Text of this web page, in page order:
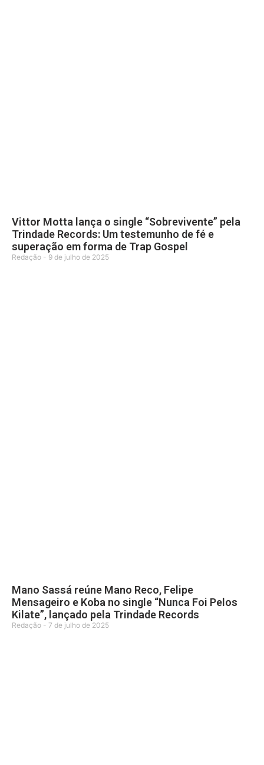
Vittor Motta lança o single “Sobrevivente” pela
Trindade Records: Um testemunho de fé e
superação em forma de Trap Gospel
Redação 9 de julho de 2025
Mano Sassá reúne Mano Reco, Felipe
Mensageiro e Koba no single “Nunca Foi Pelos
Kilate”, lançado pela Trindade Records
Redação 7 de julho de 2025